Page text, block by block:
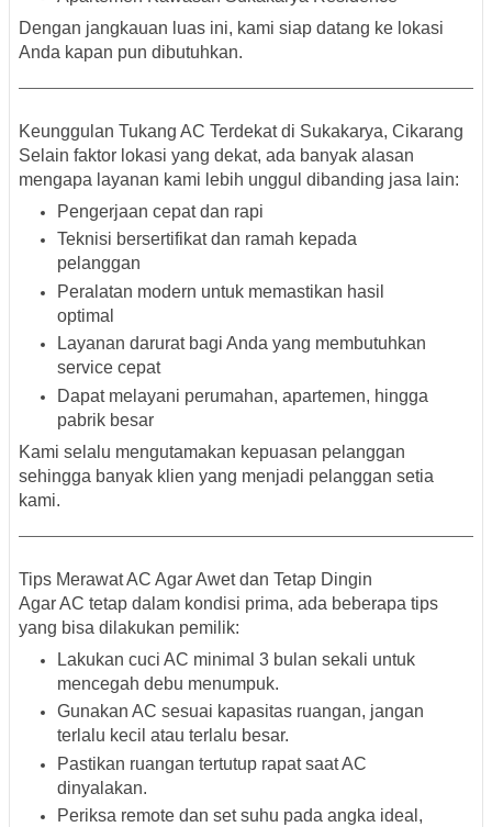
Dengan jangkauan luas ini, kami siap datang ke lokasi
Anda kapan pun dibutuhkan.
Keunggulan Tukang AC Terdekat di Sukakarya, Cikarang
Selain faktor lokasi yang dekat, ada banyak alasan
mengapa layanan kami lebih unggul dibanding jasa lain:
Pengerjaan cepat dan rapi
Teknisi bersertifikatdan ramah kepada
pelanggan
Peralatan modern untuk memastikan hasil
optimal
Layanan daruratbagi Anda yang membutuhkan
service cepat
Dapat melayani perumahan, apartemen, hingga
pabrik besar
Kami selalu mengutamakan kepuasan pelanggan
sehingga banyak klien yang menjadi pelanggan setia
kami.
Tips Merawat AC Agar Awet dan Tetap Dingin
Agar AC tetap dalam kondisi prima, ada beberapa tips
yang bisa dilakukan pemilik:
Lakukan cuci AC minimal 3 bulan sekali untuk
mencegah debu menumpuk.
Gunakan AC sesuai kapasitas ruangan, jangan
terlalu kecil atau terlalu besar.
Pastikan ruangan tertutup rapat saat AC
dinyalakan.
Periksa remote dan set suhu pada angka ideal,